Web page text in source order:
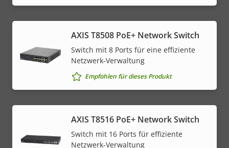
AXIS T8508 PoE+ Network Switch
Switch mit 8 Ports für eine effiziente
Netzwerk-Verwaltung
Empfohlen für dieses Produkt
AXIS T8516 PoE+ Network Switch
Switch mit 16 Ports für effiziente
Netzwerk-Verwaltung